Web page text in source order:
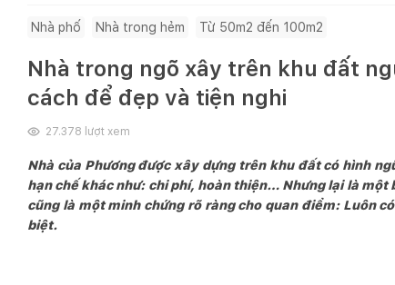
Nhà phố Nhà trong hẻm Từ 50m2 đến 100m2
Nhà trong ngõ xây trên khu đất
cách để đẹp và tiện nghi
27.378 lượt xem
Nhà của Phương được xây dựng trên khu đất có hình
hạn chế khác như: chi phí, hoàn thiện… Nhưng lại là
cũng là một minh chứng rõ ràng cho quan điểm: Luôn
biệt.